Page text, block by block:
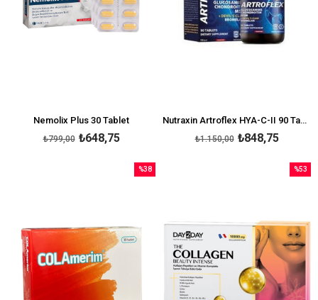
Nemolix Plus 30 Tablet
₺648,75
₺799,00
Nutraxin Artroflex HYA-C-II 90 Tablet
₺848,75
₺1.150,00
%38
%53